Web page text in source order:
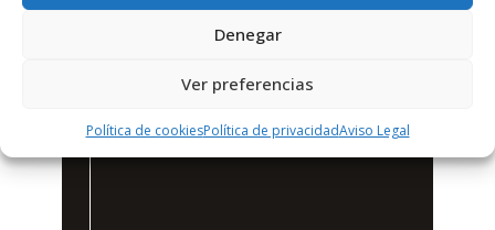
Denegar
Ver preferencias
Política de cookiesPolítica de privacidadAviso Legal